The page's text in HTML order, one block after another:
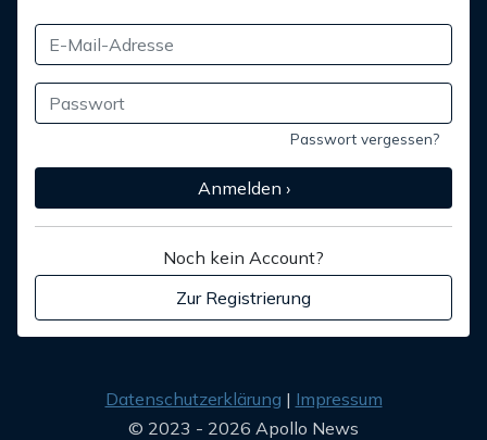
Passwort vergessen?
Anmelden ›
Noch kein Account?
Zur Registrierung
Datenschutzerklärung
Impressum
© 2023 - 2026 Apollo News